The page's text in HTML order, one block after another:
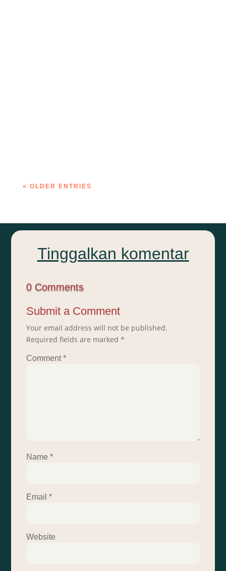
« OLDER ENTRIES
Tinggalkan komentar
0 Comments
Submit a Comment
Your email address will not be published.
Required fields are marked*
Comment*
Name*
Email*
Website